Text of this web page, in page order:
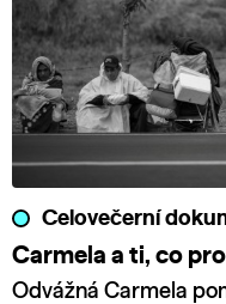
Celovečerní
Carmela a ti, co
Odvážná Carmela